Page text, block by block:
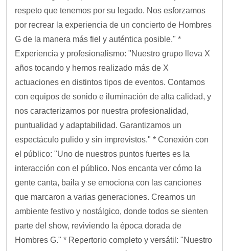
respeto que tenemos por su legado. Nos esforzamos
por recrear la experiencia de un concierto de Hombres
G de la manera más fiel y auténtica posible." *
Experiencia y profesionalismo: "Nuestro grupo lleva X
años tocando y hemos realizado más de X
actuaciones en distintos tipos de eventos. Contamos
con equipos de sonido e iluminación de alta calidad, y
nos caracterizamos por nuestra profesionalidad,
puntualidad y adaptabilidad. Garantizamos un
espectáculo pulido y sin imprevistos." * Conexión con
el público: "Uno de nuestros puntos fuertes es la
interacción con el público. Nos encanta ver cómo la
gente canta, baila y se emociona con las canciones
que marcaron a varias generaciones. Creamos un
ambiente festivo y nostálgico, donde todos se sienten
parte del show, reviviendo la época dorada de
Hombres G." * Repertorio completo y versátil: "Nuestro